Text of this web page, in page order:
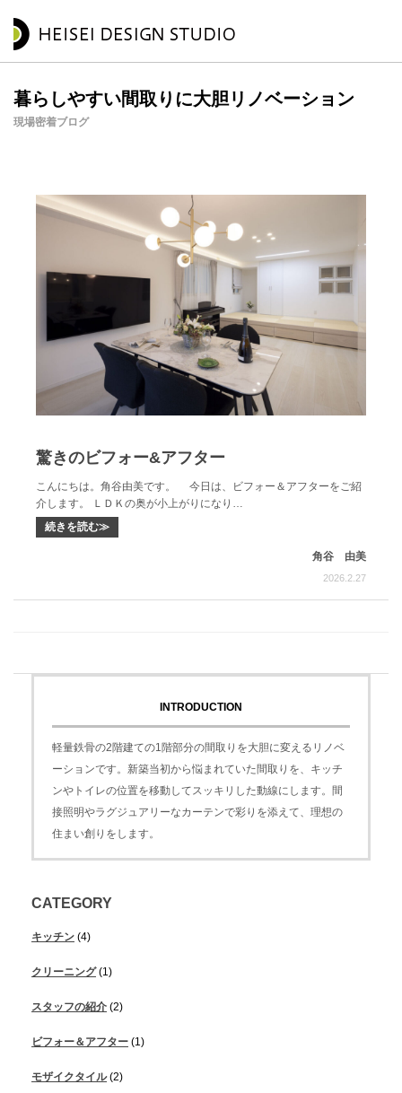
暮らしやすい間取りに大胆リノベーション
現場密着ブログ
驚きのビフォー&アフター
こんにちは。角谷由美です。 今日は、ビフォー＆アフターをご紹
介します。 ＬＤＫの奥が小上がりになり…
続きを読む≫
角谷 由美
2026.2.27
INTRODUCTION
軽量鉄骨の2階建ての1階部分の間取りを大胆に変えるリノベ
ーションです。新築当初から悩まれていた間取りを、キッチ
ンやトイレの位置を移動してスッキリした動線にします。間
接照明やラグジュアリーなカーテンで彩りを添えて、理想の
住まい創りをします。
CATEGORY
キッチン (4)
クリーニング(1)
スタッフの紹介 (2)
ビフォー＆アフター (1)
モザイクタイル(2)